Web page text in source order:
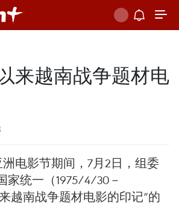
来越南战争题材电
电影节期间，7月2日，组委
家统一（1975/4/30－
越南战争题材电影的印记”的